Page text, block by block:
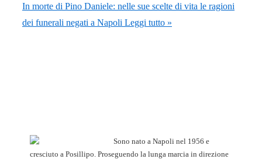
In morte di Pino Daniele: nelle sue scelte di vita le ragioni
dei funerali negati a Napoli Leggi tutto »
Sono nato a Napoli nel 1956 e
cresciuto a Posillipo. Proseguendo la lunga marcia in direzione